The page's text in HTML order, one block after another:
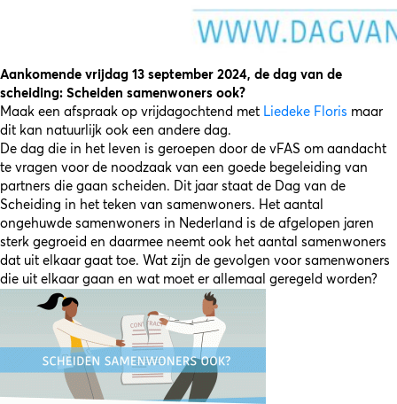
Aankomende vrijdag 13 september 2024, de dag van de
scheiding: Scheiden samenwoners ook?
Maak een afspraak op vrijdagochtend met Liedeke Floris maar
dit kan natuurlijk ook een andere dag.
De dag die in het leven is geroepen door de vFAS om aandacht
te vragen voor de noodzaak van een goede begeleiding van
partners die gaan scheiden. Dit jaar staat de Dag van de
Scheiding in het teken van samenwoners. Het aantal
ongehuwde samenwoners in Nederland is de afgelopen jaren
sterk gegroeid en daarmee neemt ook het aantal samenwoners
dat uit elkaar gaat toe. Wat zijn de gevolgen voor samenwoners
die uit elkaar gaan en wat moet er allemaal geregeld worden?